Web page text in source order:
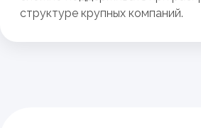
структуре крупных компаний.